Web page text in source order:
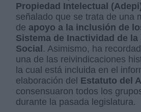
Propiedad Intelectual
señalado que se trata de una
de apoyo a la inclusión de
Sistema de Inactividad de la
Social . Asimismo, ha
una de las reivindicaciones
la cual está incluida en el
elaboración del Estatuto del
consensuaron todos los
durante la pasada legislatura.